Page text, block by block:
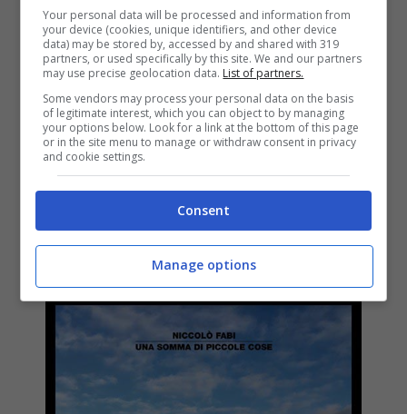
Niccolò Fabi – Ha perso la città:
testo e audio + video del nuovo
singolo in radio
Your personal data will be processed and information from
your device (cookies, unique identifiers, and other device
data) may be stored by, accessed by and shared with 319
partners, or used specifically by this site. We and our partners
may use precise geolocation data. List of partners.
Some vendors may process your personal data on the basis
of legitimate interest, which you can object to by managing
your options below. Look for a link at the bottom of this page
or in the site menu to manage or withdraw consent in privacy
and cookie settings.
Consent
Manage options